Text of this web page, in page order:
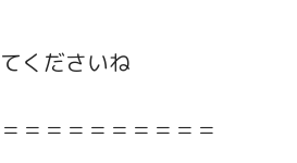
くださいね
＝＝＝＝＝＝＝＝＝